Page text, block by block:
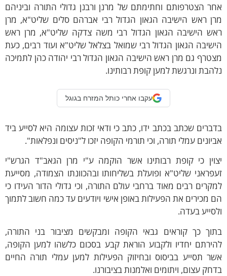
הצטרפותם וחתימתם של מרנן ורבנן גדולי התורה וביניהם
ראש הישיבה הגאון הגדול רבי אברהם סלים שליט"א, מרן
הישיבה הגאון הגדול רבי משה צדקה שליט"א, מרן ראש
הגאון הגדול רבי שמואל בצלאל שליט"א ועוד רבים, כעת
גם מרן ראש הישיבה הגאון הגדול רבי יהודה כהן לתמיכה
ונרגשת למען קופת רבותינו.
עקבו אחרי כותל המזרח בגוגל
שכתב בכתב ידו, כתב כי ודאי זכות עצומה היא לסייע ביד
עמלי תורה, וכי תורמי הקופה יזכו ל"ניסים ונפלאות".
כי קופת רבותינו אשר הוקמה ע"י מרן הגאב"ד הגרש"י
שליט"א ופועלת בשליחותו ובהכוונתו הצמודה, מסייעת
רבים מאוד ברחבי עולם התורה, וכי גדולי הדור העידו כי
מכירים את הפעילות באופן אישי ויודעים עד כמה חשוב לתמוך
בעדה.
כך קוראים גבאי הקופה ומבקשים מציבור בני התורה,
יחדיו ולקבוע הוראת קבע בסכום כלשהו למען הקופה,
תסייע בביסוס ובחיזוק הפעילות למען עמלי תורה החיים
עצום, ויתומים ואלמנות בציבורנו.